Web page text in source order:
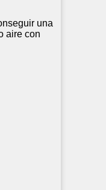
una
aire con